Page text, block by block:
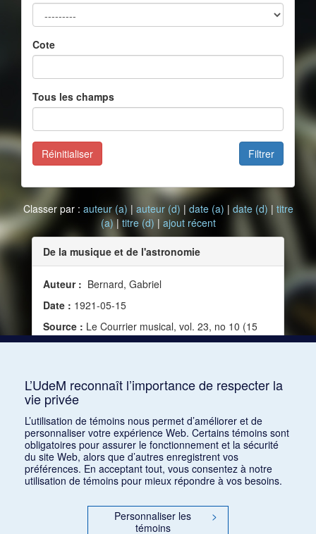
Cote
Tous les champs
Filtrer
Réinitialiser
Classer par : auteur (a) | auteur (d) | date (a) | date (d) | titre
(a)| titre (d) | ajout récent
De la musique et de l'astronomie
Auteur : Bernard, Gabriel
Date : 1921-05-15
Source : Le Courrier musical, vol. 23, no 10 (15
mai 1921)
L’UdeM reconnaît l’importance de respecter la
vie privée
L’utilisation de témoins nous permet d’améliorer et de
personnaliser votre expérience Web. Certains témoins sont
obligatoires pour assurer le fonctionnement et la sécurité
du site Web, alors que d’autres enregistrent vos
préférences. En acceptant tout, vous consentez à notre
utilisation de témoins pour mieux répondre à vos besoins.
Personnaliser les
témoins
>